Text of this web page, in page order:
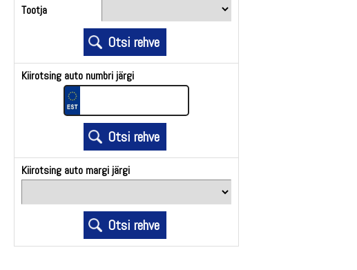
Tootja
Kiirotsing auto numbri järgi
Kiirotsing auto margi järgi